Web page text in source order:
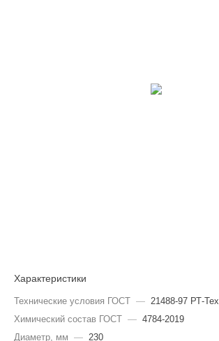
Характеристики
Технические условия ГОСТ — 21488-97 РТ-
Химический состав ГОСТ — 4784-2019
Диаметр, мм — 230